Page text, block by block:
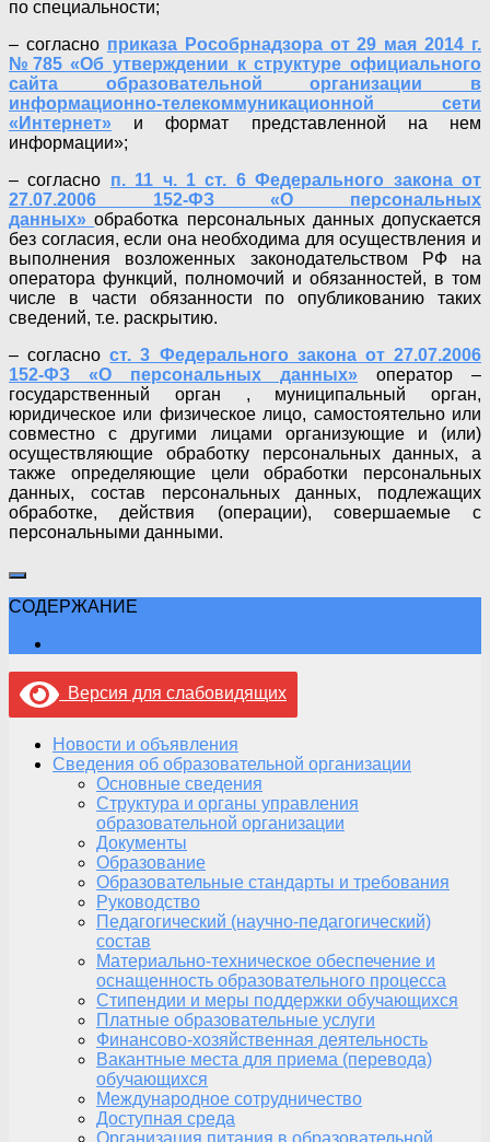
по специальности;
– согласно приказа Рособрнадзора от 29 мая 2014 г.
№785 «Об утверждении к структуре официального
сайта образовательной организации в
информационно-телекоммуникационной сети
«Интернет» и формат представленной на нем
информации»;
– согласно п. 11 ч. 1 ст. 6 Федерального закона от
27.07.2006 152-ФЗ «О персональных
данных»обработка персональных данных допускается
без согласия, если она необходима для осуществления и
выполнения возложенных законодательством РФ на
оператора функций, полномочий и обязанностей, в том
числе в части обязанности по опубликованию таких
сведений, т.е. раскрытию.
– согласност. 3 Федерального закона от 27.07.2006
152-ФЗ «О персональных данных» оператор –
государственный орган , муниципальный орган,
юридическое или физическое лицо, самостоятельно или
совместно с другими лицами организующие и (или)
осуществляющие обработку персональных данных, а
также определяющие цели обработки персональных
данных, состав персональных данных, подлежащих
обработке, действия (операции), совершаемые с
персональными данными.
СОДЕРЖАНИЕ
Версия для слабовидящих
Новости и объявления
Сведения об образовательной организации
Основные сведения
Структура и органы управления
образовательной организации
Документы
Образование
Образовательные стандарты и требования
Руководство
Педагогический (научно-педагогический)
состав
Материально-техническое обеспечение и
оснащенность образовательного процесса
Стипендии и меры поддержки обучающихся
Платные образовательные услуги
Финансово-хозяйственная деятельность
Вакантные места для приема (перевода)
обучающихся
Международное сотрудничество
Доступная среда
Организация питания в образовательной